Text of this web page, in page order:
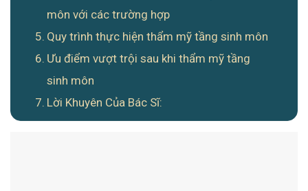
môn với các trường hợp
Quy trình thực hiện thẩm mỹ tầng sinh môn
Ưu điểm vượt trội sau khi thẩm mỹ tầng
sinh môn
Lời Khuyên Của Bác Sĩ: